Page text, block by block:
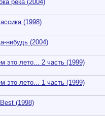
река (2004)
(1998)
нибудь (2004)
это лето... 2 часть (1999)
это лето... 1 часть (1999)
(1998)